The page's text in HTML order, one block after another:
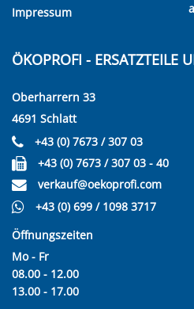
Impressum
ÖKOPROFI - ERSATZTEILE
Oberharrern 33
4691 Schlatt
+43 (0) 7673 / 307 03
+43 (0) 7673 / 307 03 - 40
verkauf@oekoprofi.com
+43 (0) 699 / 1098 3717
Öffnungszeiten
Mo - Fr
08.00 - 12.00
13.00 - 17.00